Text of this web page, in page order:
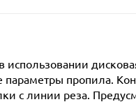
использовании
параметры пропила.
с линии реза.